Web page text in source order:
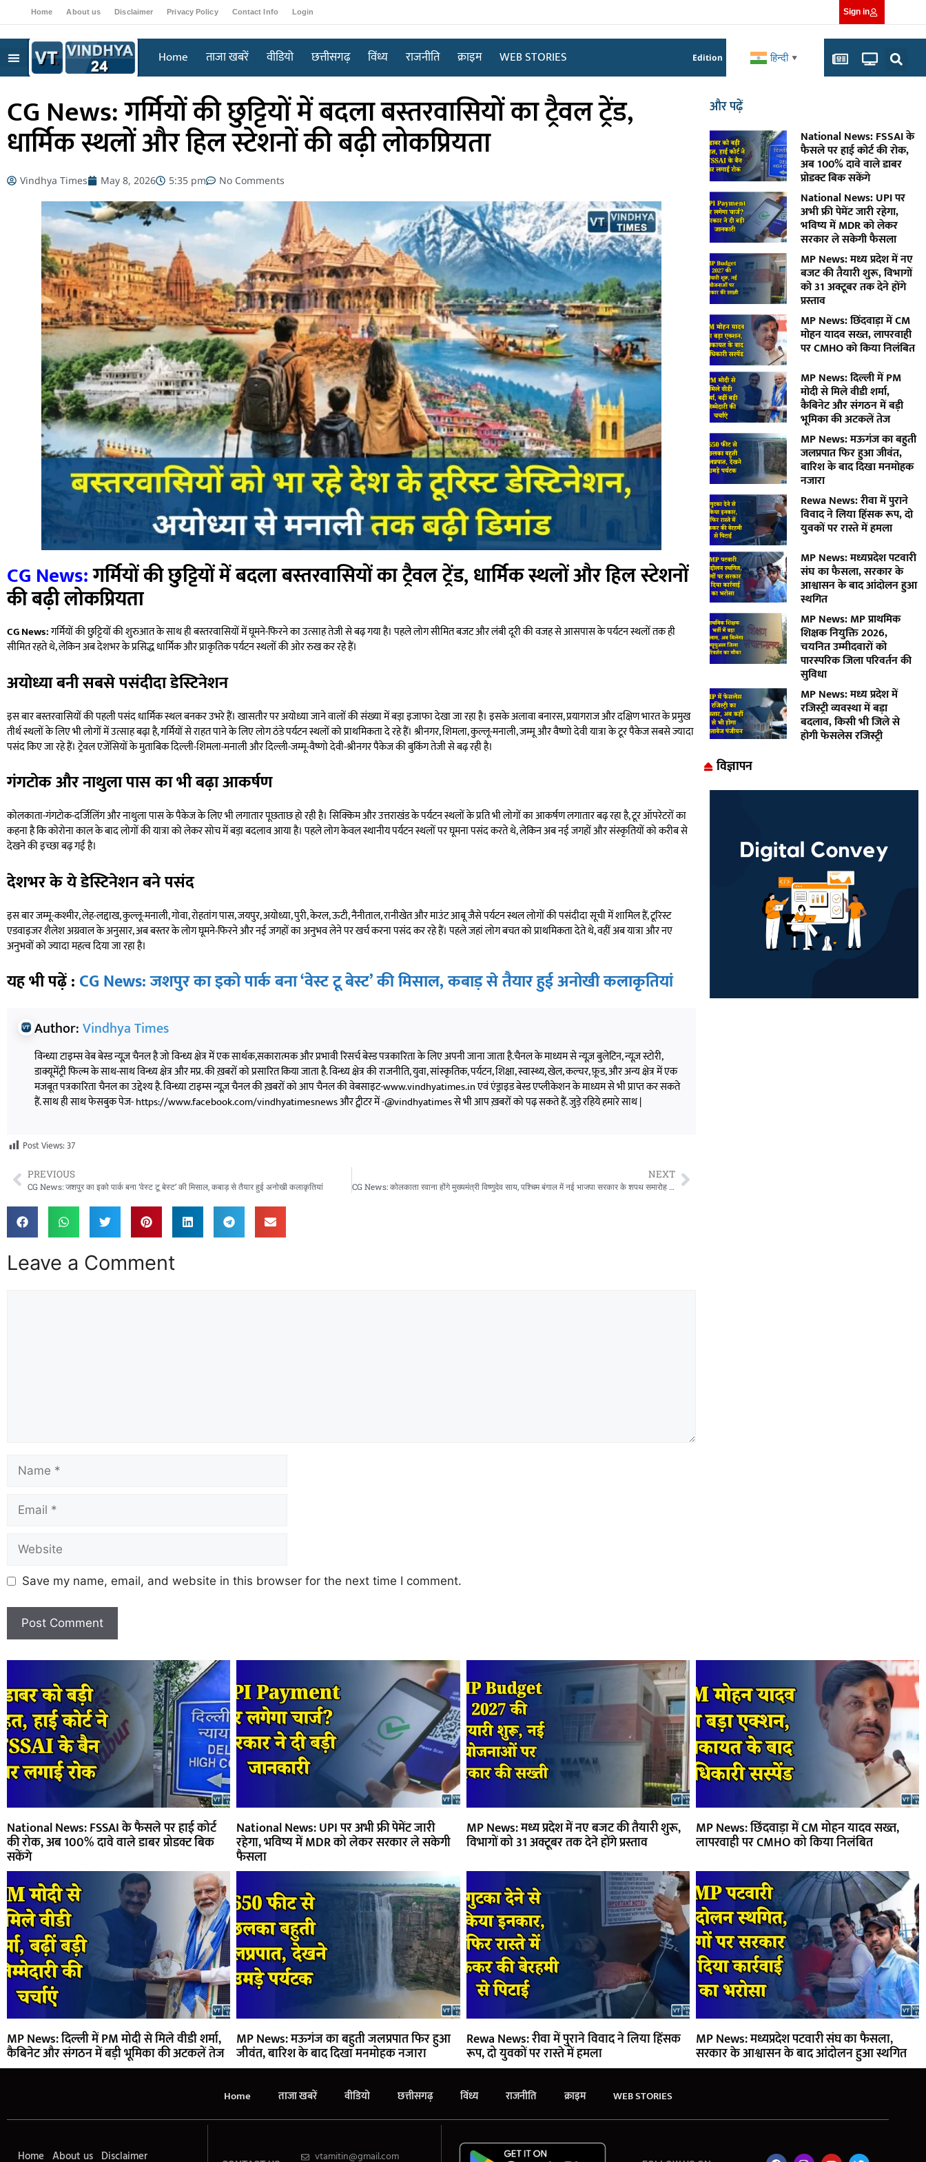
Home About us Disclaimer Privacy Policy Contact Info Login Sign in
Home ताजा खबरें वीडियो छत्तीसगढ़ विंध्य राजनीति क्राइम WEB STORIES Edition हिन्दी ▼
CG News: गर्मियों की छुट्टियों में बदला बस्तरवासियों का ट्रैवल ट्रेंड,
धार्मिक स्थलों और हिल स्टेशनों की बढ़ी लोकप्रियता
Vindhya Times May 8, 2026 5:35 pm No Comments
CG News:गर्मियों की छुट्टियों में बदला बस्तरवासियों का ट्रैवल ट्रेंड, धार्मिक स्थलों और हिल स्टेशनों
की बढ़ी लोकप्रियता
CG News:गर्मियों की छुट्टियों की शुरुआत के साथ ही बस्तरवासियों में घूमने-फिरने का उत्साह तेजी से बढ़ गया है। पहले लोग सीमित बजट और लंबी दूरी की वजह से आसपास के पर्यटन स्थलों तक ही
सीमित रहते थे, लेकिन अब देशभर के प्रसिद्ध धार्मिक और प्राकृतिक पर्यटन स्थलों की ओर रुख कर रहे हैं।
अयोध्या बनी सबसे पसंदीदा डेस्टिनेशन
इस बार बस्तरवासियों की पहली पसंद धार्मिक स्थल बनकर उभरे हैं। खासतौर पर अयोध्या जाने वालों की संख्या में बड़ा इजाफा देखा जा रहा है। इसके अलावा बनारस, प्रयागराज और दक्षिण भारत के प्रमुख
तीर्थ स्थलों के लिए भी लोगों में उत्साह बढ़ा है, गर्मियों से राहत पाने के लिए लोग ठंडे पर्यटन स्थलों को प्राथमिकता दे रहे हैं। श्रीनगर, शिमला, कुल्लू-मनाली, जम्मू और वैष्णो देवी यात्रा के टूर पैकेज सबसे ज्यादा
पसंद किए जा रहे हैं। ट्रेवल एजेंसियों के मुताबिक दिल्ली-शिमला-मनाली और दिल्ली-जम्मू-वैष्णो देवी-श्रीनगर पैकेज की बुकिंग तेजी से बढ़ रही है।
गंगटोक और नाथुला पास का भी बढ़ा आकर्षण
कोलकाता-गंगटोक-दर्जिलिंग और नाथुला पास के पैकेज के लिए भी लगातार पूछताछ हो रही है। सिक्किम और उत्तराखंड के पर्यटन स्थलों के प्रति भी लोगों का आकर्षण लगातार बढ़ रहा है, टूर ऑपरेटरों का
कहना है कि कोरोना काल के बाद लोगों की यात्रा को लेकर सोच में बड़ा बदलाव आया है। पहले लोग केवल स्थानीय पर्यटन स्थलों पर घूमना पसंद करते थे, लेकिन अब नई जगहों और संस्कृतियों को करीब से
देखने की इच्छा बढ़ गई है।
देशभर के ये डेस्टिनेशन बने पसंद
इस बार जम्मू-कश्मीर, लेह-लद्दाख, कुल्लू-मनाली, गोवा, रोहतांग पास, जयपुर, अयोध्या, पुरी, केरल, ऊटी, नैनीताल, रानीखेत और माउंट आबू जैसे पर्यटन स्थल लोगों की पसंदीदा सूची में शामिल हैं, टूरिस्ट
एडवाइजर शैलेश अग्रवाल के अनुसार, अब बस्तर के लोग घूमने-फिरने और नई जगहों का अनुभव लेने पर खर्च करना पसंद कर रहे हैं। पहले जहां लोग बचत को प्राथमिकता देते थे, वहीं अब यात्रा और नए
अनुभवों को ज्यादा महत्व दिया जा रहा है।
यह भी पढ़ें : CG News: जशपुर का इको पार्क बना ‘वेस्ट टू बेस्ट’ की मिसाल, कबाड़ से तैयार हुई अनोखी कलाकृतियां
Author:Vindhya Times
विन्ध्या टाइम्स वेब बेस्ड न्यूज़ चैनल है जो विन्ध्य क्षेत्र में एक सार्थक,सकारात्मक और प्रभावी रिसर्च बेस्ड पत्रकारिता के लिए अपनी जाना जाता है.चैनल के माध्यम से न्यूज़ बुलेटिन, न्यूज़ स्टोरी,
डाक्यूमेंट्री फिल्म के साथ-साथ विन्ध्य क्षेत्र और मप्र. की ख़बरों को प्रसारित किया जाता है. विन्ध्य क्षेत्र की राजनीति, युवा, सांस्कृतिक, पर्यटन, शिक्षा, स्वास्थ्य, खेल, कल्चर, फ़ूड, और अन्य क्षेत्र में एक
मजबूत पत्रकारिता चैनल का उद्देश्य है. विन्ध्या टाइम्स न्यूज़ चैनल की ख़बरों को आप चैनल की वेबसाइट-www.vindhyatimes.in एवं एंड्राइड बेस्ड एप्लीकेशन के माध्यम से भी प्राप्त कर सकते
हैं. साथ ही साथ फेसबुक पेज- https://www.facebook.com/vindhyatimesnews और ट्वीटर में -@vindhyatimes से भी आप ख़बरों को पढ़ सकते हैं. जुड़े रहिये हमारे साथ |
Post Views:37
PREVIOUS
CG News: जशपुर का इको पार्क बना ‘वेस्ट टू बेस्ट’ की मिसाल, कबाड़ से तैयार हुई अनोखी कलाकृतियां
NEXT
CG News: कोलकाता रवाना होंगे मुख्यमंत्री विष्णुदेव साय, पश्चिम बंगाल में नई भाजपा सरकार के शपथ समारोह में लेंगे हिस्सा
Leave a Comment
Save my name, email, and website in this browser for the next time I comment.
और पढ़ें
National News: FSSAI के
फैसले पर हाई कोर्ट की रोक,
अब 100% दावे वाले डाबर
प्रोडक्ट बिक सकेंगे
National News: UPI पर
अभी फ्री पेमेंट जारी रहेगा,
भविष्य में MDR को लेकर
सरकार ले सकेगी फैसला
MP News: मध्य प्रदेश में नए
बजट की तैयारी शुरू, विभागों
को 31 अक्टूबर तक देने होंगे
प्रस्ताव
MP News: छिंदवाड़ा में CM
मोहन यादव सख्त, लापरवाही
पर CMHO को किया निलंबित
MP News: दिल्ली में PM
मोदी से मिले वीडी शर्मा,
कैबिनेट और संगठन में बड़ी
भूमिका की अटकलें तेज
MP News: मऊगंज का बहुती
जलप्रपात फिर हुआ जीवंत,
बारिश के बाद दिखा मनमोहक
नजारा
Rewa News: रीवा में पुराने
विवाद ने लिया हिंसक रूप, दो
युवकों पर रास्ते में हमला
MP News: मध्यप्रदेश पटवारी
संघ का फैसला, सरकार के
आश्वासन के बाद आंदोलन हुआ
स्थगित
MP News: MP प्राथमिक
शिक्षक नियुक्ति 2026,
चयनित उम्मीदवारों को
पारस्परिक जिला परिवर्तन की
सुविधा
MP News: मध्य प्रदेश में
रजिस्ट्री व्यवस्था में बड़ा
बदलाव, किसी भी जिले से
होगी फेसलेस रजिस्ट्री
विज्ञापन
National News: FSSAI के फैसले पर हाई कोर्ट
की रोक, अब 100% दावे वाले डाबर प्रोडक्ट बिक
सकेंगे
National News: UPI पर अभी फ्री पेमेंट जारी
रहेगा, भविष्य में MDR को लेकर सरकार ले सकेगी
फैसला
MP News: मध्य प्रदेश में नए बजट की तैयारी शुरू,
विभागों को 31 अक्टूबर तक देने होंगे प्रस्ताव
MP News: छिंदवाड़ा में CM मोहन यादव सख्त,
लापरवाही पर CMHO को किया निलंबित
MP News: दिल्ली में PM मोदी से मिले वीडी शर्मा,
कैबिनेट और संगठन में बड़ी भूमिका की अटकलें तेज
MP News: मऊगंज का बहुती जलप्रपात फिर हुआ
जीवंत, बारिश के बाद दिखा मनमोहक नजारा
Rewa News: रीवा में पुराने विवाद ने लिया हिंसक
रूप, दो युवकों पर रास्ते में हमला
MP News: मध्यप्रदेश पटवारी संघ का फैसला,
सरकार के आश्वासन के बाद आंदोलन हुआ स्थगित
Home ताजा खबरें वीडियो छत्तीसगढ़ विंध्य राजनीति क्राइम WEB STORIES
Home About us Disclaimer vtamitin@gmail.com